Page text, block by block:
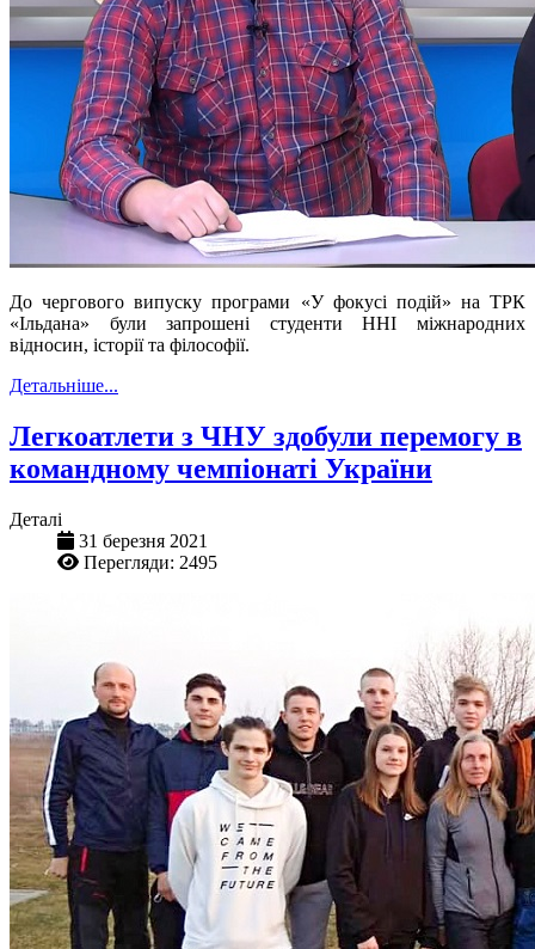
До чергового випуску програми «У фокусі подій» на ТРК
«Ільдана» були запрошені студенти ННІ міжнародних
відносин, історії та філософії.
Детальніше...
Легкоатлети з ЧНУ здобули перемогу в
командному чемпіонаті України
Деталі
31 березня 2021
Перегляди: 2495